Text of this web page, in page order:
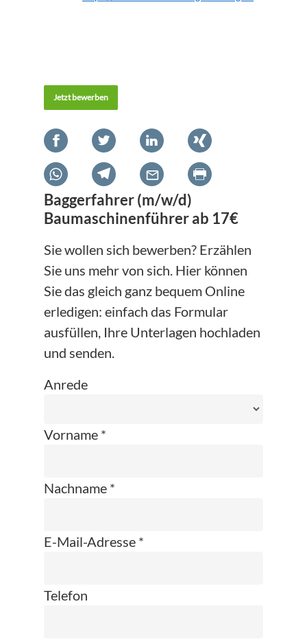
Jetzt bewerben
Baggerfahrer (m/w/d)
Baumaschinenführer ab 17€
Sie wollen sich bewerben? Erzählen
Sie uns mehr von sich. Hier können
Sie das gleich ganz bequem Online
erledigen: einfach das Formular
ausfüllen, Ihre Unterlagen hochladen
und senden.
Anrede
Vorname *
Nachname *
E-Mail-Adresse *
Telefon